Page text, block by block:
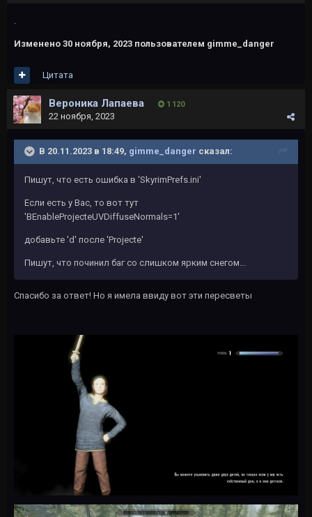
.
Изменено 30 ноября, 2023 пользователем gimme_danger
Цитата
Вероника Лапаева 1 120
22 ноября, 2023
В 20.11.2023 в 18:49, gimme_danger сказал:
Пишут, что есть ошибка в 'SkyrimPrefs.ini'
Если есть у Вас, то вот тут
'BEnableProjecteUVDiffuseNormals=1'
добавьте 'd' после 'Projecte'
Пишут, что починил баг со слишком ярким снегом...
Спасибо за ответ! Но я имела ввиду вот эти пересветы